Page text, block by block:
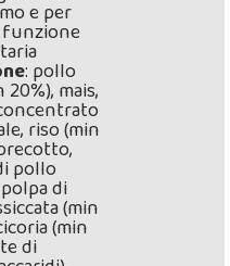
e per
: pollo
mais,
riso (min
pollo
di
(min
(min
di